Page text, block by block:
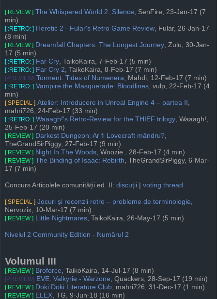
[ REVIEW ] The Whispered World 2: Silence, SenFire, 23-Jan-17 (7
min)
[ :RETRO: ] Heretic 2 - Fular's Retro Game Review, Fular, 26-Jan-17
(8 min)
[ REVIEW ] Dreamfall Chapters: The Longest Journey, Zulu, 30-Jan-
17 (5 min)
[ :RETRO: ] Far Cry, TaikoKaira, 7-Feb-17 (5 min)
[ :RETRO: ] Far Cry 2, TaikoKaira, 8-Feb-17 (7 min)
[PREVIEW] Torment: Tides of Numenera, Mahdi, 12-Feb-17 (7 min)
[ :RETRO: ] Vampire the Masquerade: Bloodlines, vulp, 22-Feb-17 (4
min)
[ SPECIAL ] Atelier: Introducere in Unreal Engine 4 – partea II ,
mahri726, 24-Feb-17 (33 min)
[ :RETRO: ] Waaagh!'s Retro-Review for the THIEF trilogy, Waaagh!,
25-Feb-17 (20 min)
[ REVIEW ] Darkest Dungeon: Ar fi Lovecraft mândru?,
TheGrandSirPiggy, 27-Feb-17 (9 min)
[ REVIEW ] Night In The Woods, Woozie , 28-Feb-17 (4 min)
[ REVIEW ] The Binding of Isaac: Rebirth, TheGrandSirPiggy, 6-Mar-
17 (7 min)
Concurs Articolele comunității ed. II: discuţii voting thread
[ SPECIAL ] Jocuri și recenzii retro – probleme de terminologie,
Nervozix, 10-Mar-17 (7 min)
[ REVIEW ] Little Nightmares, TaikoKaira, 26-May-17 (5 min)
Nivelul 2 Community Edition - Numărul 2
Volumul III
[ REVIEW ] Broforce, TaikoKaira, 14-Jul-17 (8 min)
[PREVIEW] EVE: Valkyrie - Warzone, Quackers, 28-Sep-17 (19 min)
[ REVIEW ] Doki Doki Literature Club, mahri726, 31-Dec-17 (1 min)
[ REVIEW ] ELEX, TG, 9-Jun-18 (16 min)